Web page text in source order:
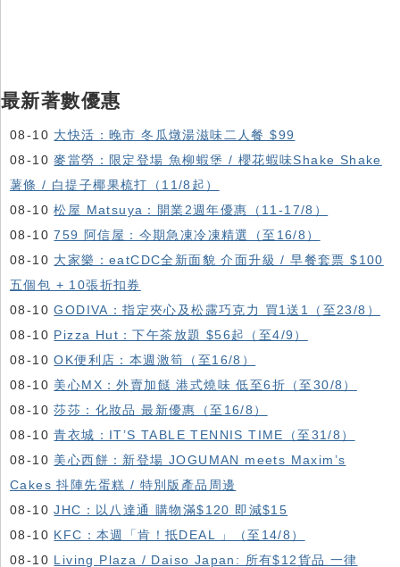
最新著數優惠
08-10 大快活：晚市 冬瓜燉湯滋味二人餐 $99
08-10麥當勞：限定登場 魚柳蝦堡 / 櫻花蝦味Shake Shake
薯條 / 白提子椰果梳打（11/8起）
08-10松屋 Matsuya：開業2週年優惠（11-17/8）
08-10759 阿信屋：今期急凍冷凍精選（至16/8）
08-10 大家樂：eatCDC全新面貌 介面升級 / 早餐套票 $100
五個包 + 10張折扣券
08-10GODIVA：指定夾心及松露巧克力 買1送1（至23/8）
08-10 Pizza Hut：下午茶放題 $56起（至4/9）
08-10OK便利店：本週激筍（至16/8）
08-10 美心MX：外賣加餸 港式燒味 低至6折（至30/8）
08-10莎莎：化妝品 最新優惠（至16/8）
08-10青衣城：IT’S TABLE TENNIS TIME（至31/8）
08-10 美心西餅：新登場 JOGUMAN meets Maxim’s
Cakes 抖陣先蛋糕 / 特別版產品周邊
08-10JHC：以八達通 購物滿$120 即減$15
08-10 KFC ：本週「肯！抵DEAL 」（至14/8）
08-10 Living Plaza / Daiso Japan: 所有$12貨品 一律